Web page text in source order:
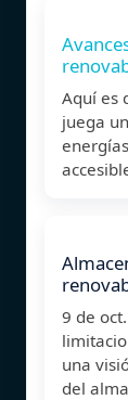
Aquí es
juega
9 de
una
del